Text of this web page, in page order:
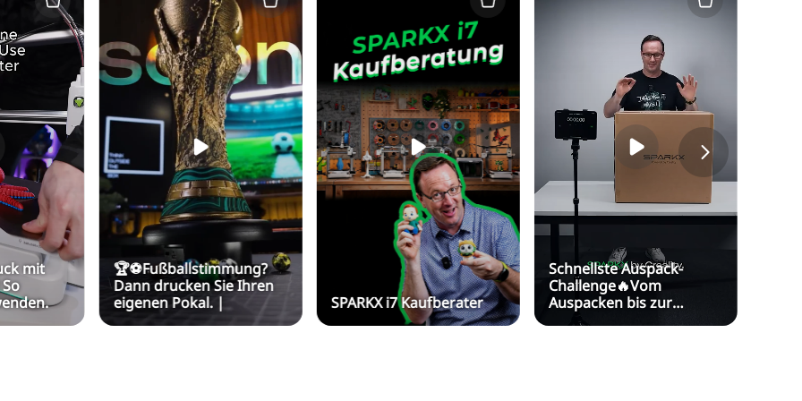
mit
🏆⚽Fußballstimmung?
Dann drucken Sie Ihren
eigenen Pokal. |
SPARKX i7 Kaufberater
Schnellste Auspack-
Challenge🔥Vom
Auspacken bis zur
Druckbereitschaft in nur